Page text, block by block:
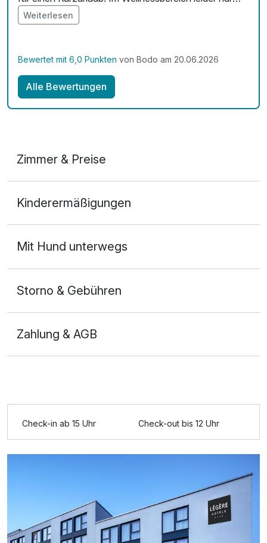
zwei Liegen, ansonsten sehr sauberer Saunabereich.
Weiterlesen
Bewertet mit 6,0 Punkten von Bodo am 20.06.2026
Alle Bewertungen
Zimmer & Preise
2 Erwachsene
242,00 €
Kinderermäßigungen
Mit Hund unterwegs
Storno & Gebühren
Zahlung & AGB
Check-in ab 15 Uhr Check-out bis 12 Uhr